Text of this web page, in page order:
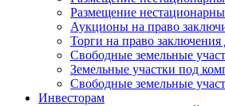
Размещение
Аукционы на право
Торги на право
Свободные земельные
Земельные участки под
Свободные земельные
Инвесторам